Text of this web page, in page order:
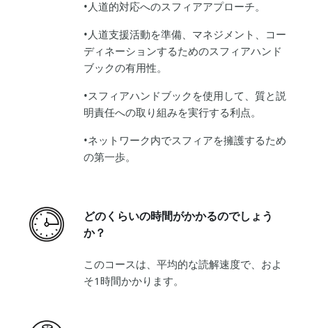
•人道的対応へのスフィアアプローチ。
•人道支援活動を準備、マネジメント、コー
ディネーションするためのスフィアハンド
ブックの有用性。
•スフィアハンドブックを使用して、質と説
明責任への取り組みを実行する利点。
•ネットワーク内でスフィアを擁護するため
の第一歩。
どのくらいの時間がかかるのでしょう
か？
このコースは、平均的な読解速度で、およ
そ1時間かかります。